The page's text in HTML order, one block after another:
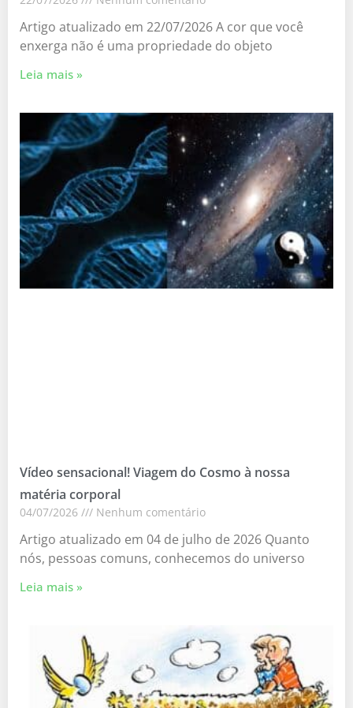
Artigo atualizado em 22/07/2026 A cor que você
enxerga não é uma propriedade do objeto
Leia mais »
Vídeo sensacional! Viagem do Cosmo à nossa
matéria corporal
04/07/2026 Nenhum comentário
Artigo atualizado em 04 de julho de 2026 Quanto
nós, pessoas comuns, conhecemos do universo
Leia mais »